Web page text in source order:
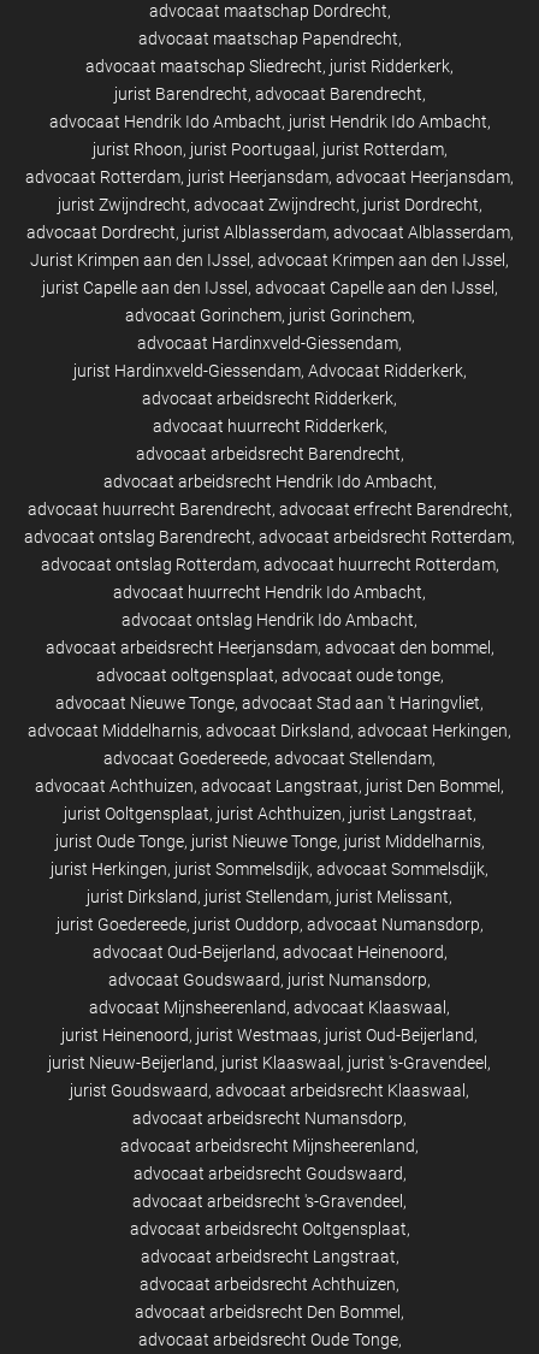
advocaat maatschap Dordrecht
advocaat maatschap Papendrecht
advocaat maatschap Sliedrecht jurist Ridderkerk
jurist Barendrecht advocaat Barendrecht
advocaat Hendrik Ido Ambacht jurist Hendrik Ido Ambacht
jurist Rhoon jurist Poortugaal
jurist Rotterdam
advocaat Rotterdam jurist Heerjansdam advocaat Heerjansdam
jurist Zwijndrecht advocaat Zwijndrecht jurist Dordrecht
advocaat Dordrecht jurist Alblasserdam advocaat Alblasserdam
Jurist Krimpen aan den IJssel advocaat Krimpen aan den IJssel
jurist Capelle aan den IJssel advocaat Capelle aan den IJssel
advocaat Gorinchem jurist Gorinchem
advocaat Hardinxveld-Giessendam
jurist Hardinxveld-Giessendam Advocaat Ridderkerk
advocaat arbeidsrecht Ridderkerk
advocaat huurrecht Ridderkerk
advocaat arbeidsrecht Barendrecht
advocaat arbeidsrecht Hendrik Ido Ambacht
advocaat huurrecht Barendrecht advocaat erfrecht Barendrecht
advocaat ontslag Barendrecht advocaat arbeidsrecht Rotterdam
advocaat ontslag Rotterdam advocaat huurrecht Rotterdam
advocaat huurrecht Hendrik Ido Ambacht
advocaat ontslag Hendrik Ido Ambacht
advocaat arbeidsrecht Heerjansdam advocaat den bommel
advocaat ooltgensplaat advocaat oude tonge
advocaat Nieuwe Tonge advocaat Stad aan 't Haringvliet
advocaat Middelharnis advocaat Dirksland advocaat Herkingen
advocaat Goedereede advocaat Stellendam
advocaat Achthuizen advocaat Langstraat jurist Den Bommel
jurist Ooltgensplaat jurist Achthuizen jurist Langstraat
jurist Oude Tonge jurist Nieuwe Tonge jurist Middelharnis
jurist Herkingen jurist Sommelsdijk advocaat Sommelsdijk
jurist Dirksland jurist Stellendam jurist Melissant
jurist Goedereede jurist Ouddorp advocaat Numansdorp
advocaat Oud-Beijerland advocaat Heinenoord
advocaat Goudswaard jurist Numansdorp
advocaat Mijnsheerenland advocaat Klaaswaal
jurist Heinenoord jurist Westmaas jurist Oud-Beijerland
jurist Nieuw-Beijerland jurist Klaaswaal
jurist 's-Gravendeel
jurist Goudswaard advocaat arbeidsrecht Klaaswaal
advocaat arbeidsrecht Numansdorp
advocaat arbeidsrecht Mijnsheerenland
advocaat arbeidsrecht Goudswaard
advocaat arbeidsrecht 's-Gravendeel
advocaat arbeidsrecht Ooltgensplaat
advocaat arbeidsrecht Langstraat
advocaat arbeidsrecht Achthuizen
advocaat arbeidsrecht Den Bommel
advocaat arbeidsrecht Oude Tonge